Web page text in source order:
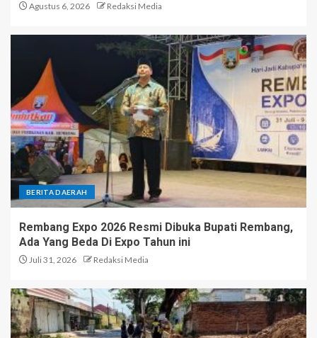
Agustus 6, 2026 Redaksi Media
BERITA DAERAH
Rembang Expo 2026 Resmi Dibuka Bupati Rembang,
Ada Yang Beda Di Expo Tahun ini
Juli 31, 2026 Redaksi Media